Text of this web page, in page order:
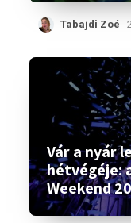
Tabajdi Zoé
Vár a nyár
hétvégéje:
Weekend